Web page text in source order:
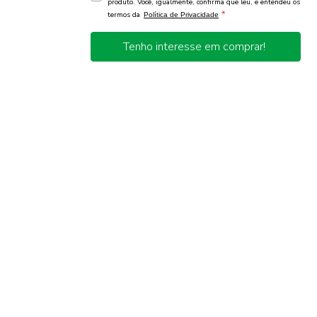
produto. Você, igualmente, confirma que leu, e entendeu os
termos da Política de Privacidade *
Tenho interesse em comprar!